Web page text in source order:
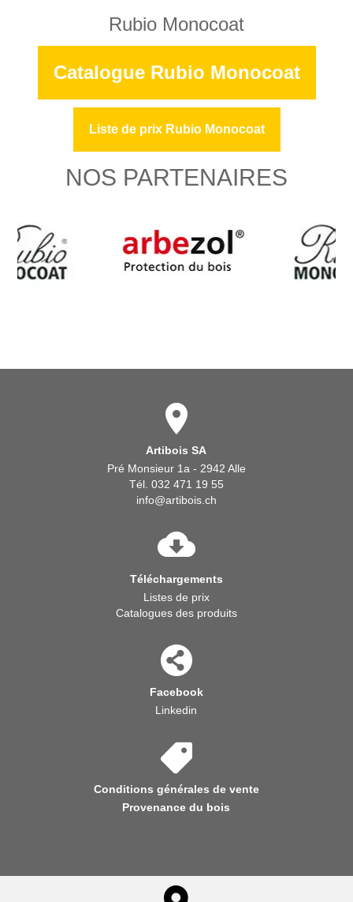
Rubio Monocoat
Catalogue Rubio Monocoat
Liste de prix Rubio Monocoat
NOS PARTENAIRES
Artibois SA
Pré Monsieur 1a - 2942 Alle
Tél. 032 471 19 55
info@artibois.ch
Téléchargements
Listes de prix
Catalogues des produits
Facebook
Linkedin
Conditions générales de vente
Provenance du bois